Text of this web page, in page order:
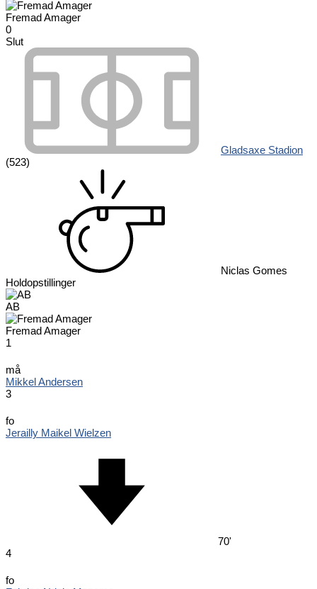
Fremad Amager
0
Slut
Gladsaxe Stadion
(523)
Niclas Gomes
Holdopstillinger
AB
Fremad Amager
1
må
Mikkel Andersen
3
fo
Jerailly Maikel Wielzen
70'
4
fo